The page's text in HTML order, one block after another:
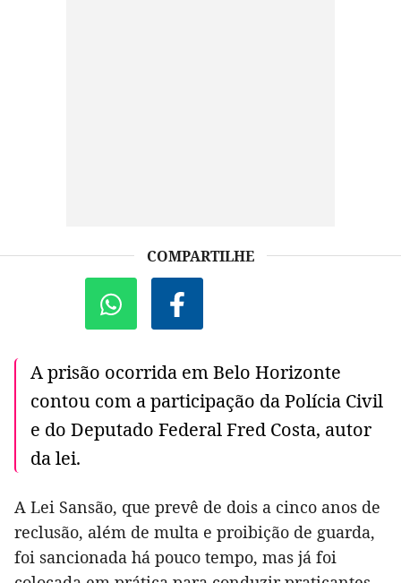
COMPARTILHE
A prisão ocorrida em Belo Horizonte
contou com a participação da Polícia Civil
e do Deputado Federal Fred Costa, autor
da lei.
A Lei Sansão, que prevê de dois a cinco anos de
reclusão, além de multa e proibição de guarda,
foi sancionada há pouco tempo, mas já foi